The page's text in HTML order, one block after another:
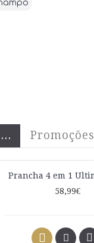
Promoções
58,99€